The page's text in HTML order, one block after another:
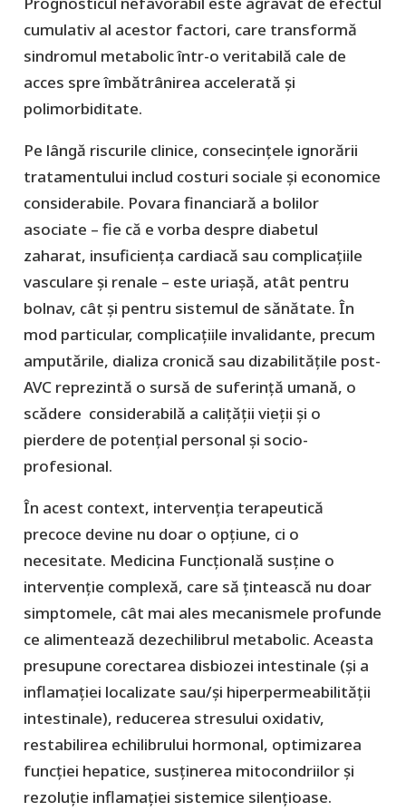
cumulativ al acestor factori, care transformă
sindromul metabolic într-o veritabilă cale de
acces spre îmbătrânirea accelerată și
polimorbiditate.
Pe lângă riscurile clinice, consecințele ignorării
tratamentului includ costuri sociale și economice
considerabile. Povara financiară a bolilor
asociate – fie că e vorba despre diabetul
zaharat, insuficiența cardiacă sau complicațiile
vasculare și renale – este uriașă, atât pentru
bolnav, cât și pentru sistemul de sănătate. În
mod particular, complicațiile invalidante, precum
amputările, dializa cronică sau dizabilitățile post-
AVC reprezintă o sursă de suferință umană, o
scădere considerabilă a caliţăţii vieţii și o
pierdere de potențial personal și socio-
profesional.
În acest context, intervenția terapeutică
precoce devine nu doar o opțiune, ci o
necesitate. Medicina Funcțională susține o
intervenție complexă, care să țintească nu doar
simptomele, cât mai ales mecanismele profunde
ce alimentează dezechilibrul metabolic. Aceasta
presupune corectarea disbiozei intestinale (şi a
inflamaţiei localizate sau/şi hiperpermeabilităţii
intestinale), reducerea stresului oxidativ,
restabilirea echilibrului hormonal, optimizarea
funcției hepatice, susținerea mitocondriilor şi
rezoluţie inflamaţiei sistemice silenţioase.